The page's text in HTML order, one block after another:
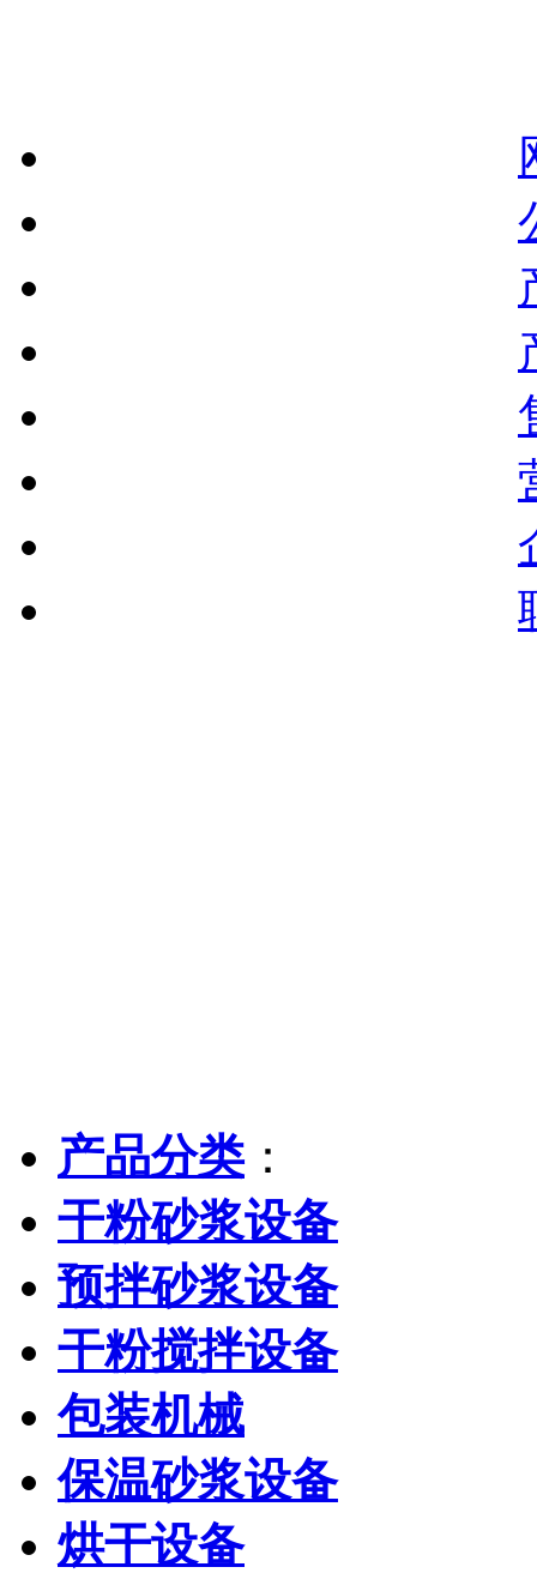
产品分类：
干粉砂浆设备
预拌砂浆设备
干粉搅拌设备
包装机械
保温砂浆设备
烘干设备